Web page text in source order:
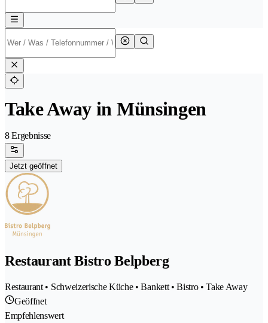
Take Away in Münsingen
8 Ergebnisse
Jetzt geöffnet
Restaurant Bistro Belpberg
Restaurant • Schweizerische Küche • Bankett • Bistro • Take Away
Geöffnet
Empfehlenswert